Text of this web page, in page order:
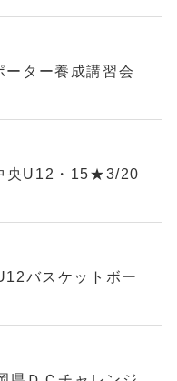
ター養成講習会
央U12・15★3/20
バスケットボー